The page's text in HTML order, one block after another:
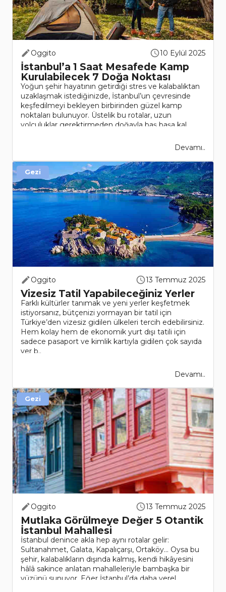
Oggito 10 Eylül 2025
İstanbul’a 1 Saat Mesafede Kamp
Kurulabilecek 7 Doğa Noktası
Yoğun şehir hayatının getirdiği stres ve kalabalıktan
uzaklaşmak istediğinizde, İstanbul’un çevresinde
keşfedilmeyi bekleyen birbirinden güzel kamp
noktaları bulunuyor. Üstelik bu rotalar, uzun
yolculuklar gerektirmeden doğayla baş başa kal..
Devamı..
Oggito 13 Temmuz 2025
Vizesiz Tatil Yapabileceğiniz Yerler
Farklı kültürler tanımak ve yeni yerler keşfetmek
istiyorsanız, bütçenizi yormayan bir tatil için
Türkiye’den vizesiz gidilen ülkeleri tercih edebilirsiniz.
Hem kolay hem de ekonomik yurt dışı tatili için
sadece pasaport ve kimlik kartıyla gidilen çok sayıda
yer b..
Devamı..
Gezi
Oggito 13 Temmuz 2025
Mutlaka Görülmeye Değer 5 Otantik
İstanbul Mahallesi
İstanbul denince akla hep aynı rotalar gelir:
Sultanahmet, Galata, Kapalıçarşı, Ortaköy... Oysa bu
şehir, kalabalıkların dışında kalmış, kendi hikâyesini
hâlâ sakince anlatan mahalleleriyle bambaşka bir
yüzünü sunuyor. Eğer İstanbul’da daha yerel, ..
Gezi